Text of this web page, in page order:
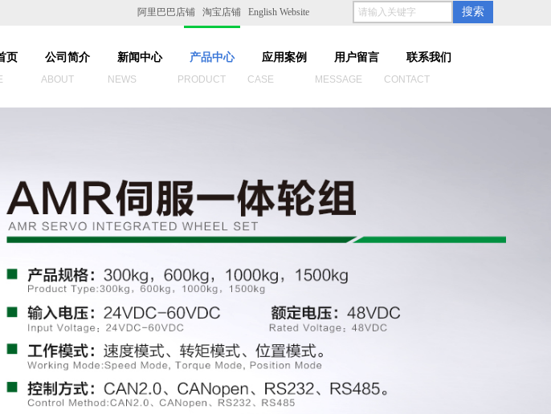
ABOUT NEWS PRODUCT CASE MESSAGE CONTACT
阿里巴巴店铺 淘宝店铺 English Website 搜索
页 公司简介 新闻中心 产品中心 应用案例 用户留言 联系我们